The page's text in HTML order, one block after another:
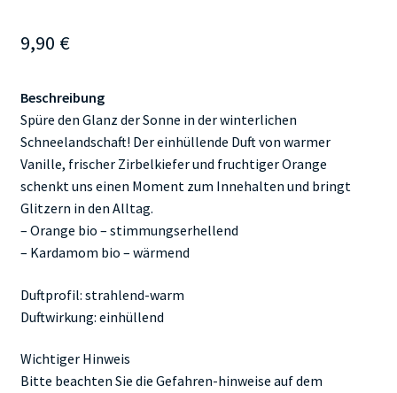
9,90 €
Beschreibung
Spüre den Glanz der Sonne in der winterlichen
Schneelandschaft! Der einhüllende Duft von warmer
Vanille, frischer Zirbelkiefer und fruchtiger Orange
schenkt uns einen Moment zum Innehalten und bringt
Glitzern in den Alltag.
– Orange bio – stimmungserhellend
– Kardamom bio – wärmend
Duftprofil: strahlend-warm
Duftwirkung: einhüllend
Wichtiger Hinweis
Bitte beachten Sie die Gefahren-hinweise auf dem